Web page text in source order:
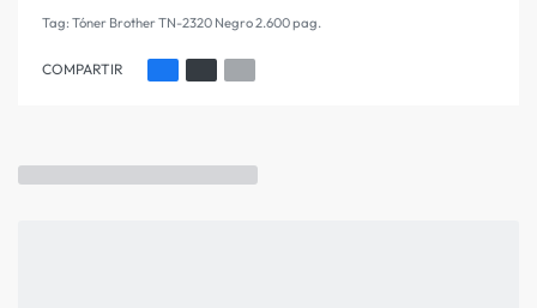
Tag: Tóner Brother TN-2320 Negro 2.600 pag.
COMPARTIR